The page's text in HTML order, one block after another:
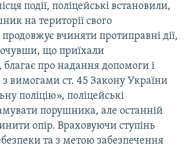
події, поліцейські встановили,
на території свого
вчиняти протиправні дії,
що приїхали
благає про надання допомоги і
з вимогами ст. 45 Закону України
поліцію», поліцейські
порушника, але останній
опір. Враховуючи ступінь
та з метою забезпечення